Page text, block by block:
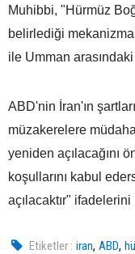
Muhibbi, "Hürmüz
belirlediği
ile Umman
ABD'nin İran'ın
müzakerelere
yeniden açılacağını
koşullarını kabul
açılacaktır" ifadelerini
Etiketler : iran,ABD,